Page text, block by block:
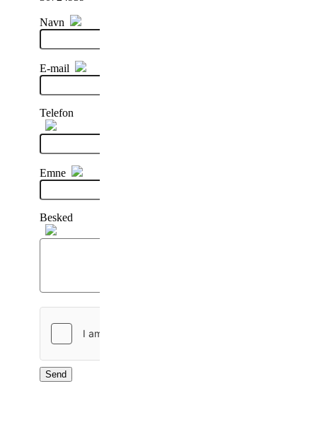
Navn
E-mail
Telefon
Emne
Besked
Send